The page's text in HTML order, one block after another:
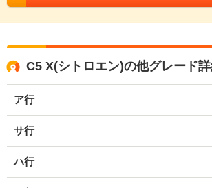
C5 X(シトロエン)の他グレード
ア行
サ行
ハ行